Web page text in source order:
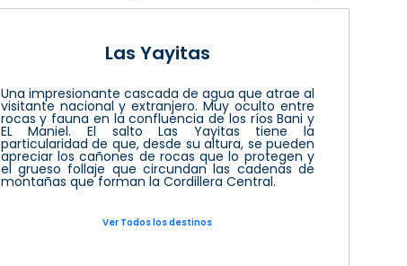
Las Yayitas
Una impresionante cascada de agua que atrae al
visitante nacional y extranjero. Muy oculto entre
rocas y fauna en la confluencia de los ríos Bani y
EL Maniel. El salto Las Yayitas tiene la
particularidad de que, desde su altura, se pueden
apreciar los cañones de rocas que lo protegen y
el grueso follaje que circundan las cadenas de
montañas que forman la Cordillera Central.
Ver Todos los destinos